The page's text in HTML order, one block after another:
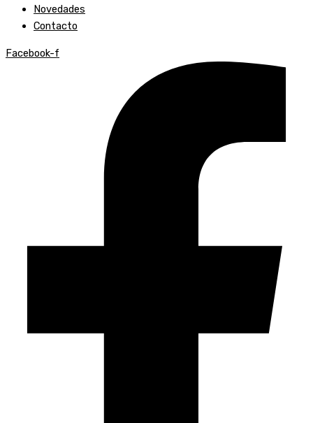
Novedades
Contacto
Facebook-f